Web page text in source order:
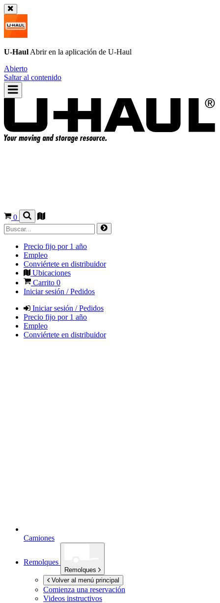
U-Haul Abrir en la aplicación de U-Haul
Abierto
Saltar al contenido
0
Precio fijo por 1 año
Empleo
Conviértete en distribuidor
Ubicaciones
Carrito 0
Iniciar sesión / Pedidos
Iniciar sesión / Pedidos
Precio fijo por 1 año
Empleo
Conviértete en distribuidor
Camiones
Remolques
Remolques
Volver al menú principal
Comienza una reservación
Videos instructivos